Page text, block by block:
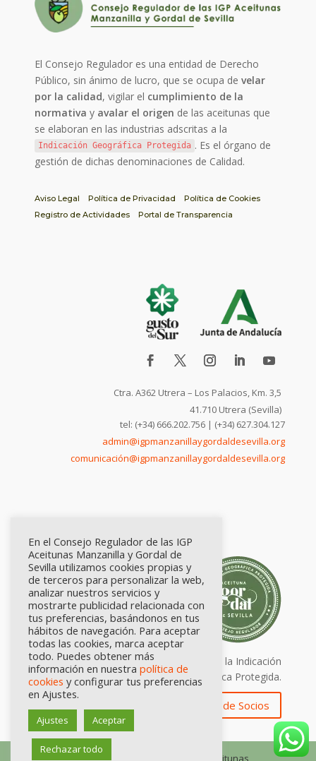
El Consejo Regulador es una entidad de Derecho
Público, sin ánimo de lucro, que se ocupa develar
por la calidad, vigilar el cumplimiento de la
normativa y avalar el origen de las aceitunas que
se elaboran en las industrias adscritas a la
Indicación Geográfica Protegida . Es el órgano de
gestión de dichas denominaciones de Calidad.
Aviso Legal Política de Privacidad
Política de Cookies
Registro de Actividades
Portal de Transparencia
Ctra. A362 Utrera – Los Palacios, Km. 3,5
41.710 Utrera (Sevilla)
tel: (+34) 666.202.756 | (+34) 627.304.127
admin@igpmanzanillaygordaldesevilla.org
comunicación@igpmanzanillaygordaldesevilla.org
Calidad certificada por Origen. Sellos de la Indicación
Geográfica Protegida.
Zona de Socios
© Consejo Regulador de las IGP Aceitunas
En el Consejo Regulador de las IGP
Aceitunas Manzanilla y Gordal de
Sevilla utilizamos cookies propias y
de terceros para personalizar la web,
analizar nuestros servicios y
mostrarte publicidad relacionada con
tus preferencias, basándonos en tus
hábitos de navegación. Para aceptar
todas las cookies, marca aceptar
todo. Puedes obtener más
información en nuestra política de
cookies y configurar tus preferencias
en Ajustes.
Ajustes Aceptar
Rechazar todo